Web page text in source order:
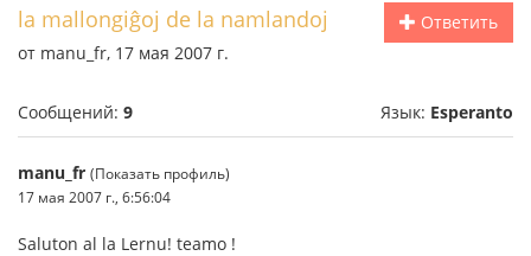
Ответить
la mallongiĝoj de la namlandoj
от manu_fr, 17 мая 2007 г.
Сообщений: 9 Язык: Esperanto
manu_fr (Показать профиль)
17 мая 2007 г., 6:56:04
Saluton al la Lernu! teamo !